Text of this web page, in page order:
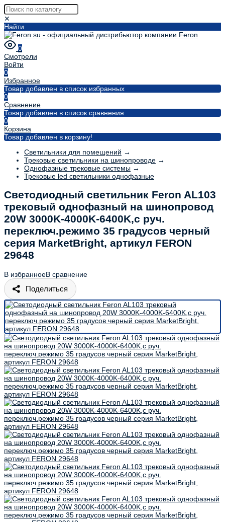
✕
Найти
0
Смотрели
Войти
0
Избранное
Товар добавлен в список избранных
0
Сравнение
Товар добавлен в список сравнения
0
Корзина
Товар добавлен в корзину!
Светильники для помещений →
Трековые светильники на шинопроводе →
Однофазные трековые системы →
Трековые led светильники однофазные
Светодиодный светильник Feron AL103
трековый однофазный на шинопровод
20W 3000K-4000K-6400K,с руч.
переключ.режимо 35 градусов черный
серия MarketBright, артикул FERON
29648
В избранноеВ сравнение
Поделиться